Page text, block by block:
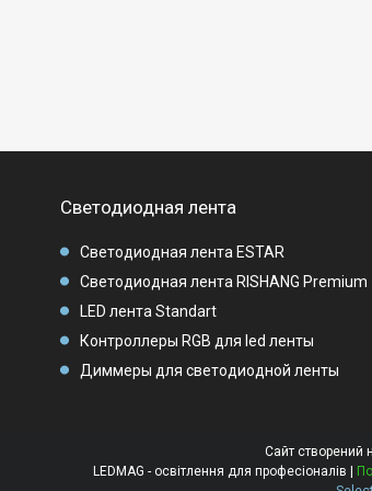
Светодиодная лента
Светодиодная лента ESTAR
Светодиодная лента RISHANG Premium
LED лента Standart
Контроллеры RGB для led ленты
Диммеры для светодиодной ленты
Сайт створений
LEDMAG - освітлення для професіоналів |